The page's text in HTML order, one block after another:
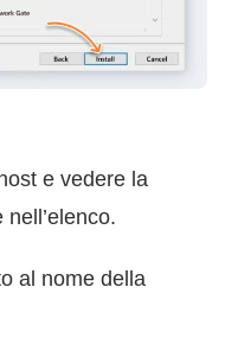
e vedere la
al nome della